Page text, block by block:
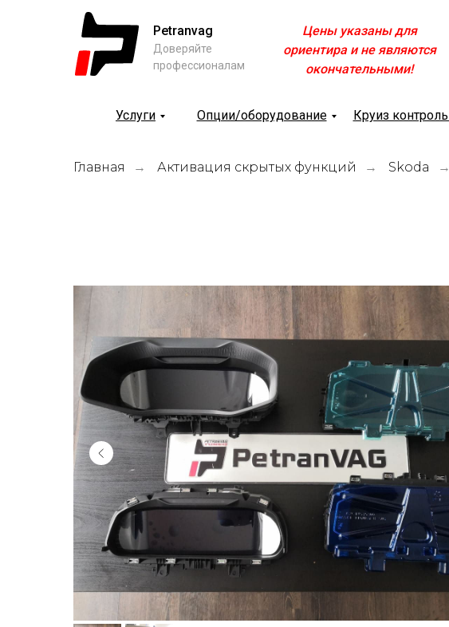
Petranvag
Доверяйте
профессионалам
Цены указаны для
ориентира и не являются
окончательными!
Опции/оборудование Круиз контроль
Услуги
Главная → Активация скрытых функций → Skoda →